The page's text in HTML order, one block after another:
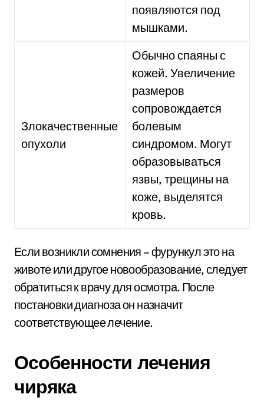
появляются под
мышками.
Злокачественные
опухоли
Обычно спаяны с
кожей. Увеличение
размеров
сопровождается
болевым
синдромом. Могут
образовываться
язвы, трещины на
коже, выделятся
кровь.
Если возникли сомнения – фурункул это на
животе или другое новообразование, следует
обратиться к врачу для осмотра. После
постановки диагноза он назначит
соответствующее лечение.
Особенности лечения
чиряка